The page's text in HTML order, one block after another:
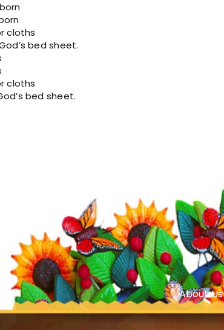
cloths
bed sheet.
cloths
bed sheet.
About Us